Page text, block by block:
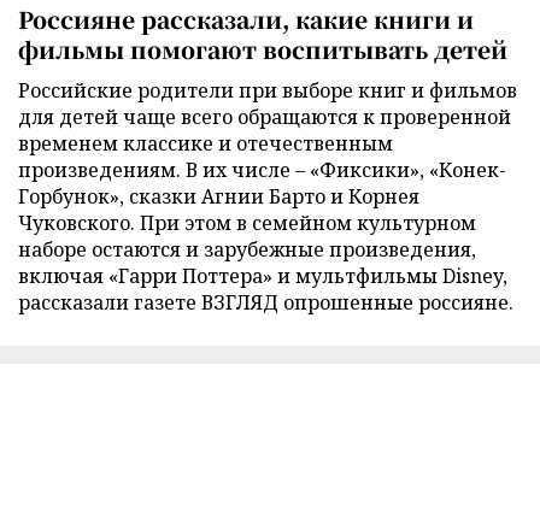
Россияне рассказали, какие книги и
фильмы помогают воспитывать детей
Российские родители при выборе книг и фильмов
для детей чаще всего обращаются к проверенной
временем классике и отечественным
произведениям. В их числе – «Фиксики», «Конек-
Горбунок», сказки Агнии Барто и Корнея
Чуковского. При этом в семейном культурном
наборе остаются и зарубежные произведения,
включая «Гарри Поттера» и мультфильмы Disney,
рассказали газете ВЗГЛЯД опрошенные россияне.